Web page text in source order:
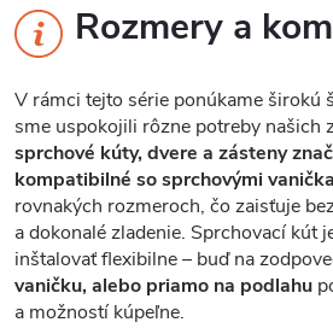
Rozmery a
V rámci tejto série ponúkame širokú
sme uspokojili rôzne potreby našich
sprchové kúty, dvere a zásteny
kompatibilné so sprchovými
rovnakých rozmeroch, čo zaisťuje
a dokonalé zladenie. Sprchovací kút
inštalovať flexibilne – buď na
vaničku, alebo priamo na podlahu
a možností kúpeľne.